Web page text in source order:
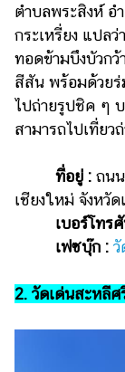
ราคา
น้ำมัน
วา
ไร
ตี้
แต่งงาน
สัตว์
เลี้ยง
ตำบลพระสิงห์ อ
กระเหรี่ยง แปล
ทอดข้ามบึงบัวก
สีสัน พร้อมด้วยร่
ไปถ่ายรูปชิค ๆ บ
สามารถไปเที่ย
ที่อยู่ : ถน
เชียงใหม่ จังหวั
เบอร์โทร
เฟซบุ๊ก : วั
2. วัดเด่นสะหลี